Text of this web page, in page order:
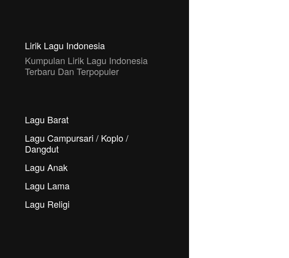
Lirik Lagu Indonesia
Kumpulan Lirik Lagu Indonesia
Terbaru Dan Terpopuler
Lagu Barat
Lagu Campursari / Koplo /
Dangdut
Lagu Anak
Lagu Lama
Lagu Religi